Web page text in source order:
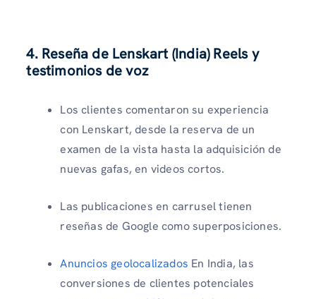
4. Reseña de Lenskart (India) Reels y
testimonios de voz
Los clientes comentaron su experiencia
con Lenskart, desde la reserva de un
examen de la vista hasta la adquisición de
nuevas gafas, en videos cortos.
Las publicaciones en carrusel tienen
reseñas de Google como superposiciones.
Anuncios geolocalizados En India, las
conversiones de clientes potenciales